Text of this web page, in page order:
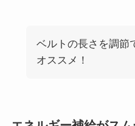
ベルトの長さを調節
オススメ！